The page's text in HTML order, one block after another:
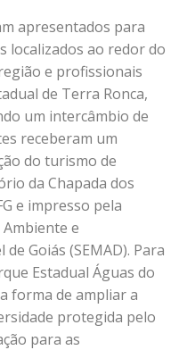
apresentados para
localizados ao redor do
e profissionais
de Terra Ronca,
um intercâmbio de
receberam um
do turismo de
da Chapada dos
e impresso pela
e
Goiás (SEMAD). Para
Estadual Águas do
forma de ampliar a
protegida pelo
para as